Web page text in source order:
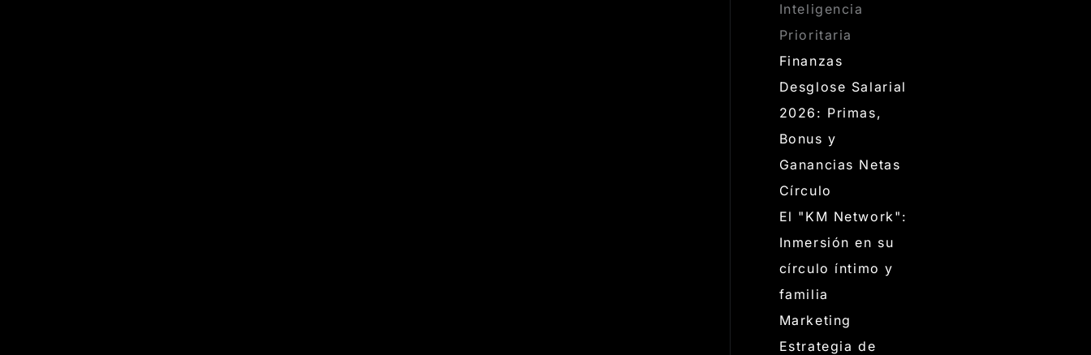
Inteligencia
Prioritaria
Finanzas
Desglose Salarial
2026: Primas,
Bonus y
Ganancias Netas
Círculo
El "KM Network":
Inmersión en su
círculo íntimo y
familia
Marketing
Estrategia de